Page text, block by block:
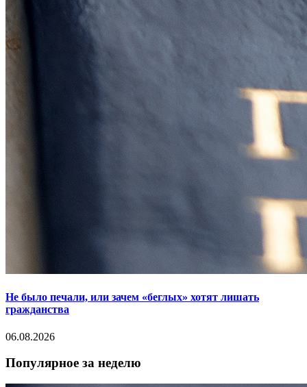
Не было печали, или зачем «беглых» хотят лишать
гражданства
06.08.2026
Популярное за неделю